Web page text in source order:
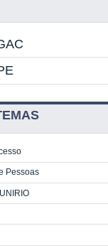
Pessoas
UNIRIO